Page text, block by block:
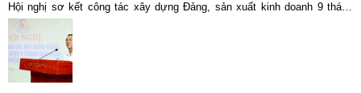
Hội nghị sơ kết công tác xây dựng Đảng, sản xuất kinh doanh 9 tháng
đầu năm